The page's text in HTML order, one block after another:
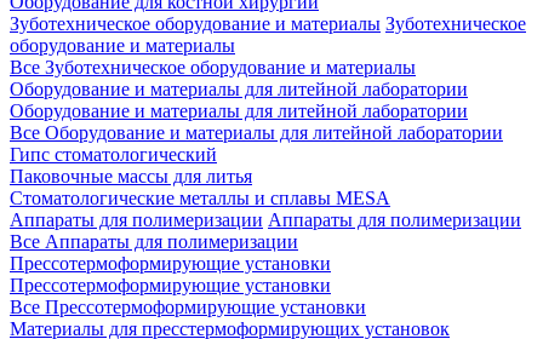
Зуботехническое оборудование и материалы Зуботехническое
оборудование и материалы
Все Зуботехническое оборудование и материалы
Оборудование и материалы для литейной лаборатории
Оборудование и материалы для литейной лаборатории
Все Оборудование и материалы для литейной лаборатории
Гипс стоматологический
Паковочные массы для литья
Стоматологические металлы и сплавы MESA
Аппараты для полимеризации Аппараты для полимеризации
Все Аппараты для полимеризации
Прессотермоформирующие установки
Прессотермоформирующие установки
Все Прессотермоформирующие установки
Материалы для пресстермоформирующих установок